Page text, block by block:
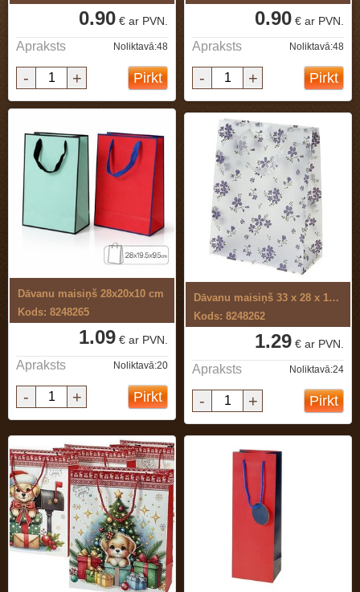
0.90 € ar PVN.
Apraksts Noliktavā:48
- + Pirkt
0.90 € ar PVN.
Apraksts Noliktavā:48
- + Pirkt
Dāvanu maisiņš 28x20x10 cm
Kods: 8248265
1.09 € ar PVN.
Apraksts Noliktavā:20
- + Pirkt
Dāvanu maisiņš 33 x 28 x 12 cm
Kods: 8248262
1.29 € ar PVN.
Apraksts Noliktavā:24
- + Pirkt